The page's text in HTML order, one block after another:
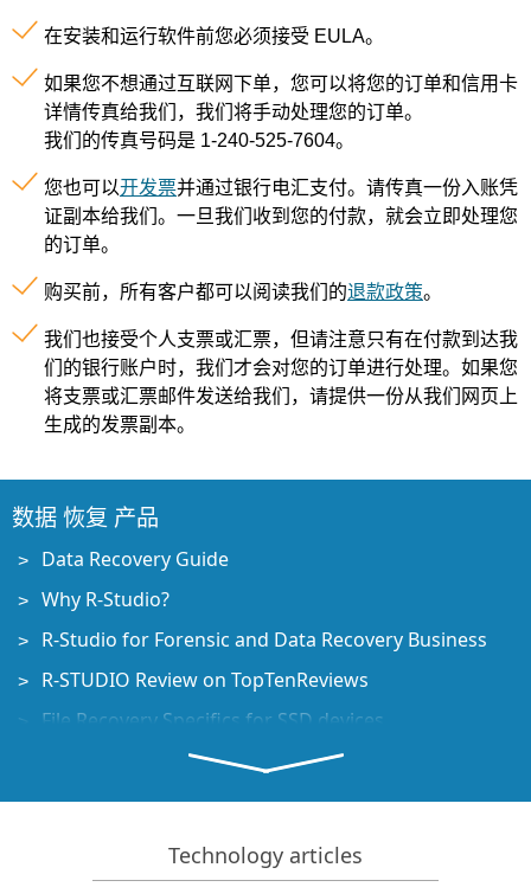
在安装和运行软件前您必须接受 EULA。
如果您不想通过互联网下单，您可以将您的订单和信用卡
详情传真给我们，我们将手动处理您的订单。
我们的传真号码是 1-240-525-7604。
您也可以开发票并通过银行电汇支付。请传真一份入账凭
证副本给我们。一旦我们收到您的付款，就会立即处理您
的订单。
购买前，所有客户都可以阅读我们的退款政策。
我们也接受个人支票或汇票，但请注意只有在付款到达我
们的银行账户时，我们才会对您的订单进行处理。如果您
将支票或汇票邮件发送给我们，请提供一份从我们网页上
生成的发票副本。
数据 恢复 产品
Data Recovery Guide
Why R-Studio?
R-Studio for Forensic and Data Recovery Business
R-STUDIO Review on TopTenReviews
File Recovery Specifics for SSD devices
How to recover data from NVMe devices
Predicting Success of Common Data Recovery Cases
Recovery of Overwritten Data
Emergency File Recovery Using R-Studio Emergency
Technology articles